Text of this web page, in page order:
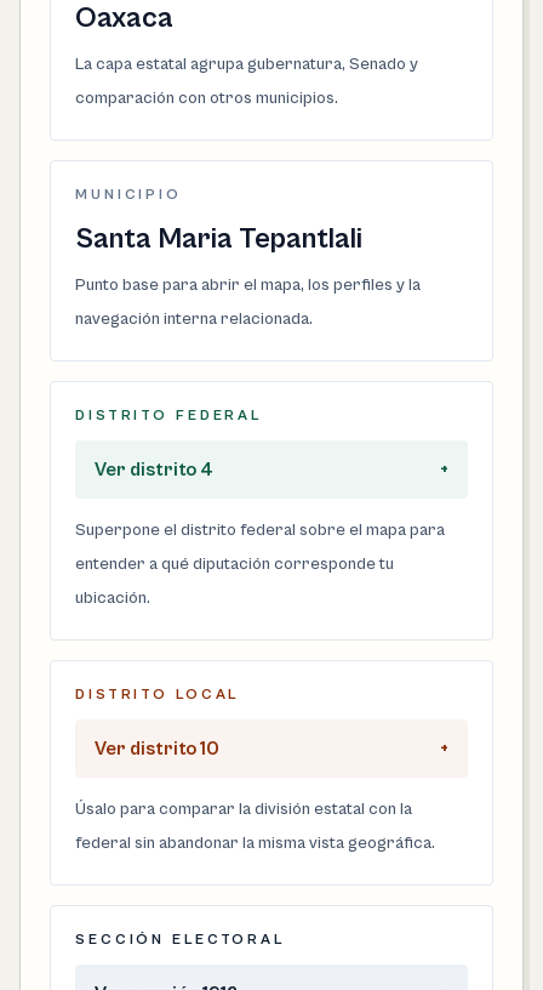
Oaxaca
La capa estatal agrupa gubernatura, Senado y
comparación con otros municipios.
MUNICIPIO
Santa Maria Tepantlali
Punto base para abrir el mapa, los perfiles y la
navegación interna relacionada.
DISTRITO FEDERAL
Ver distrito 4 +
Superpone el distrito federal sobre el mapa para
entender a qué diputación corresponde tu
ubicación.
DISTRITO LOCAL
Ver distrito 10 +
Úsalo para comparar la división estatal con la
federal sin abandonar la misma vista geográfica.
SECCIÓN ELECTORAL